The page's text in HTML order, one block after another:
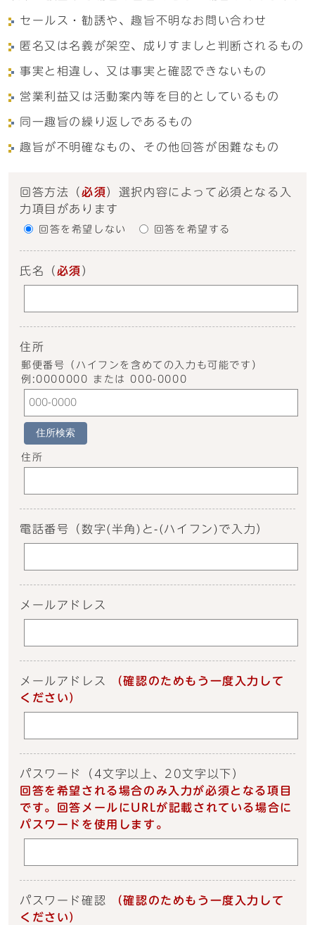
セールス・勧誘や、趣旨不明なお問い合わせ
匿名又は名義が架空、成りすましと判断されるもの
事実と相違し、又は事実と確認できないもの
営業利益又は活動案内等を目的としているもの
同一趣旨の繰り返しであるもの
趣旨が不明確なもの、その他回答が困難なもの
回答方法 （ 必須 ）選択内容によって必須となる入
力項目があります
回答を希望しない 回答を希望する
氏名 （ 必須 ）
住所
郵便番号（ハイフンを含めての入力も可能です）
例:0000000 または 000-0000
住所検索
住所
電話番号 （数字(半角)と-(ハイフン)で入力）
メールアドレス
メールアドレス
（確認のためもう一度入力して
ください）
パスワード
（4文字以上、20文字以下）
回答を希望される場合のみ入力が必須となる項目
です。回答メールにURLが記載されている場合に
パスワードを使用します。
パスワード確認
（確認のためもう一度入力して
ください）